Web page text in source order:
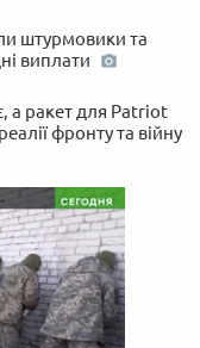
штурмовики та
виплати
а ракет для Patriot
фронту та війну